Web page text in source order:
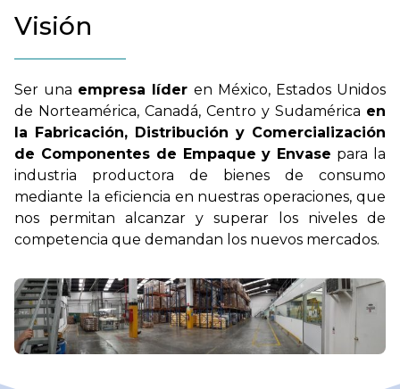
Visión
Ser una empresa líder en México, Estados Unidos
de Norteamérica, Canadá, Centro y Sudamérica en
la Fabricación, Distribución y Comercialización
de Componentes de Empaque y Envase para la
industria productora de bienes de consumo
mediante la eficiencia en nuestras operaciones, que
nos permitan alcanzar y superar los niveles de
competencia que demandan los nuevos mercados.